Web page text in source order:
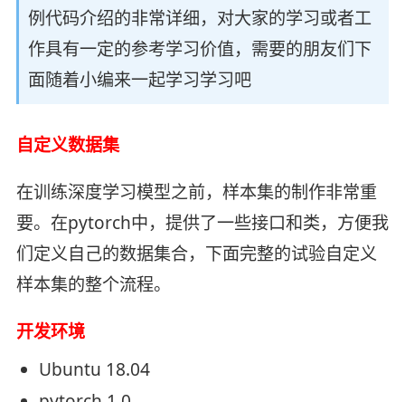
例代码介绍的非常详细，对大家的学习或者工
作具有一定的参考学习价值，需要的朋友们下
面随着小编来一起学习学习吧
自定义数据集
在训练深度学习模型之前，样本集的制作非常重
要。在pytorch中，提供了一些接口和类，方便我
们定义自己的数据集合，下面完整的试验自定义
样本集的整个流程。
开发环境
Ubuntu 18.04